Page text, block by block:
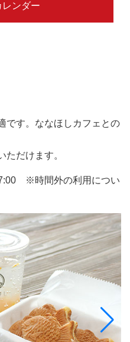
ンダー
です。ななほしカフェとの
ただけます。
※時間外の利用につい